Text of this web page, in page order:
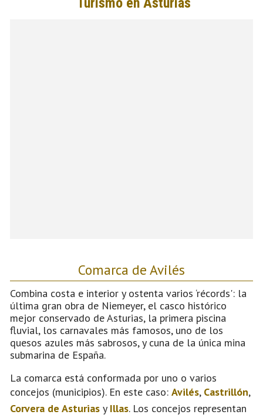
Comarca de Avilés
Combina costa e interior y ostenta varios ‘récords': la
última gran obra de Niemeyer, el casco histórico
mejor conservado de Asturias, la primera piscina
fluvial, los carnavales más famosos, uno de los
quesos azules más sabrosos, y cuna de la única mina
submarina de España.
La comarca está conformada por uno o varios
concejos (municipios). En este caso: Avilés, Castrillón,
Corvera de Asturias y Illas. Los concejos representan